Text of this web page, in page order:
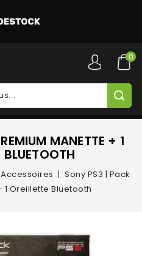
0
MANETTE + 1
BLUETOOTH
Accessoires
Sony PS3 | Pack
Oreillette Bluetooth